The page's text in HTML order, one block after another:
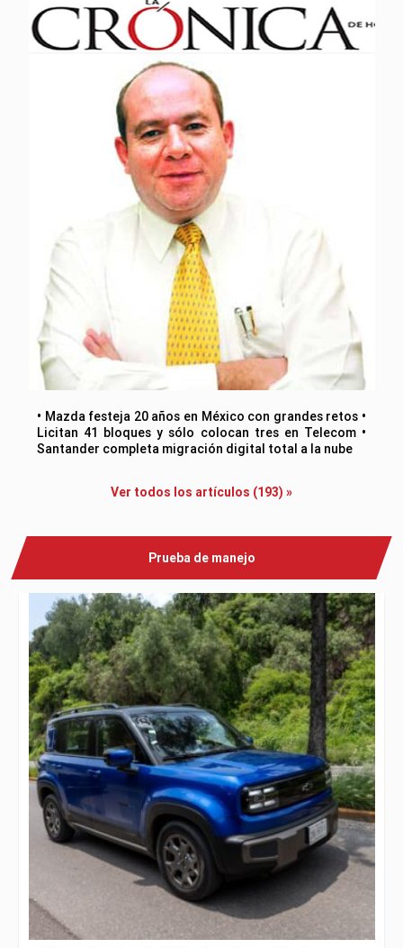
• Mazda festeja 20 años en México con grandes retos •
Licitan 41 bloques y sólo colocan tres en Telecom •
Santander completa migración digital total a la nube
Ver todos los artículos (193) »
Prueba de manejo